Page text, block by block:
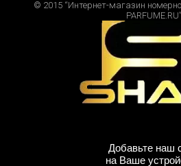
© 2015 “Интернет-магазин
PARFUME.RU”
Добавьте наш
на Ваше